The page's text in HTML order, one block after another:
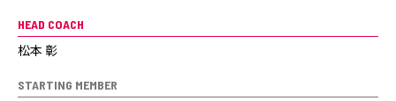
HEAD COACH
松本 彰
STARTING MEMBER